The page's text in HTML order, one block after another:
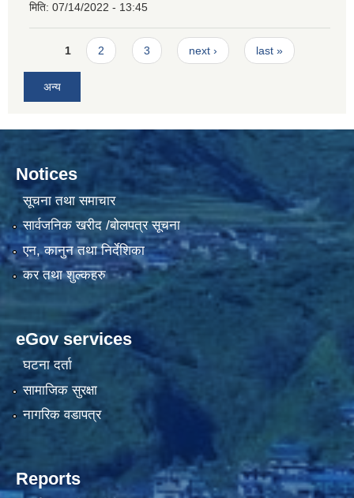
मिति: 07/14/2022 - 13:45
Pages
1 2 3 next › last »
अन्य
Notices
सूचना तथा समाचार
सार्वजनिक खरीद /बोलपत्र सूचना
एन, कानुन तथा निर्देशिका
कर तथा शुल्कहरु
eGov services
घटना दर्ता
सामाजिक सुरक्षा
नागरिक वडापत्र
Reports